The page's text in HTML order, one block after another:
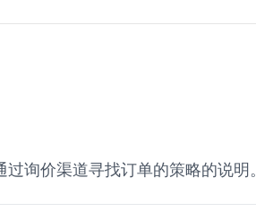
询价渠道寻找订单的策略的说明。